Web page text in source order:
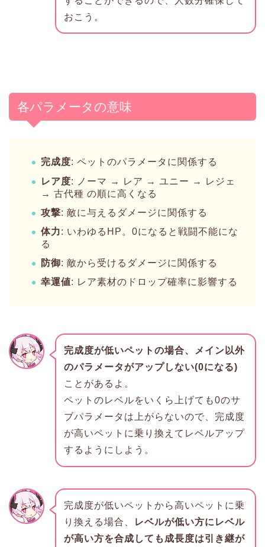
おこう。
各パラメータの意味
完成度: ペットのパラメータに関係する
レア度: ノーマ → レア → ユニー → レジェ
→ 古代種 の順に高くなる
攻撃: 敵に与えるダメージに関係する
体力: いわゆるHP。0になると戦闘不能にな
る
防御: 敵から受けるダメージに関係する
幸運値: レア素材のドロップ確率に影響する
完成度が低いペットの場合、メイン以外
のパラメータがアップしない(0になる)
ことがあるよ。
ペットのレベルをいくら上げても0のサ
ブパラメータは上がらないので、完成度
が高いペットに乗り換えてレベルアップ
するようにしよう。
完成度が低いペットから高いペットに乗
り換える場合、
レベルが低い方にレベル
が高い方を合成しても成長度は引き継が